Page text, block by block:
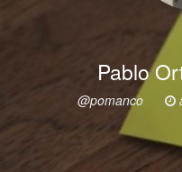
Pablo
@pomanco